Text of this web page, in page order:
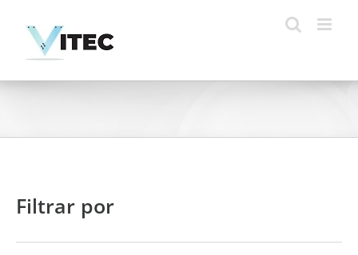
Filtrar por